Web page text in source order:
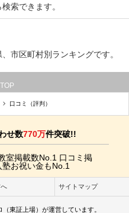
索できます。
市区町村別ランキングです。
口コミ（評判）
せ数770万件突破!!
サイトマップ
東証上場）が運営しています。